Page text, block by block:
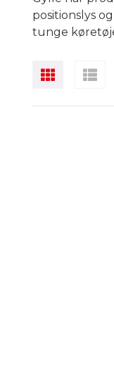
positionslys
tunge
løbende at
altid efter, at